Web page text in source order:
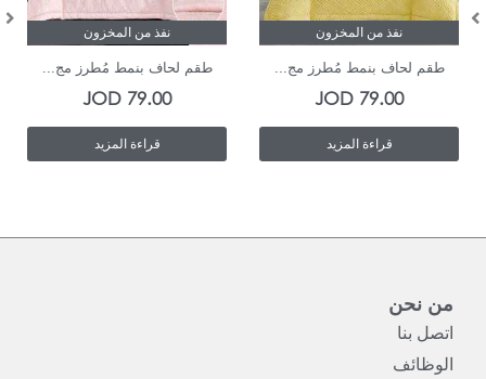
نفذ من المخزون
طقم لحاف بنمط مُطرز مج...
79.00
JOD
قراءة المزيد
نفذ من المخزون
طقم لحاف بنمط مُطرز مج...
79.00
JOD
قراءة المزيد
من نحن
اتصل بنا
الوظائف